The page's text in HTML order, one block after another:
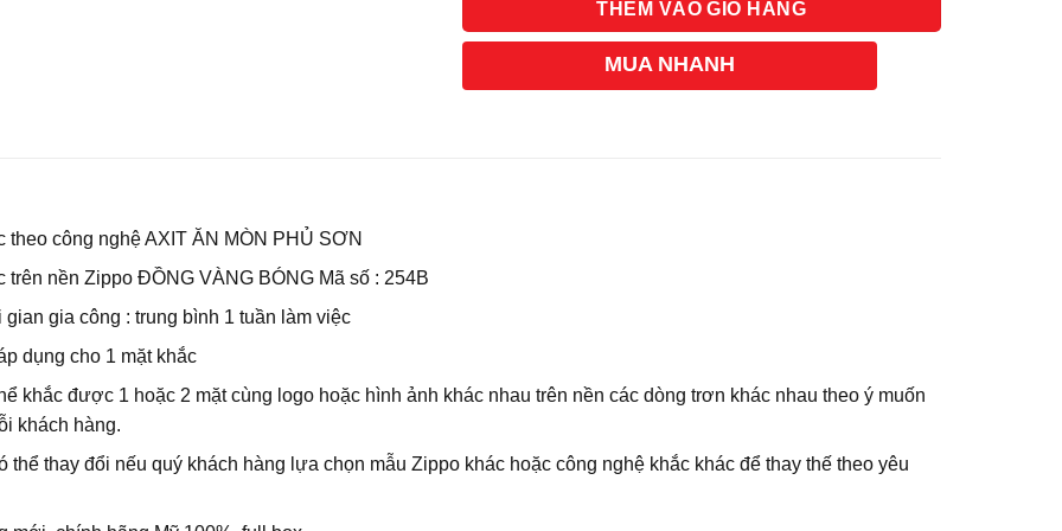
THÊM VÀO GIỎ HÀNG
MUA NHANH
theo công nghệ AXIT ĂN MÒN PHỦ SƠN
trên nền Zippo ĐỒNG VÀNG BÓNG Mã số : 254B
gian gia công : trung bình 1 tuần làm việc
dụng cho 1 mặt khắc
khắc được 1 hoặc 2 mặt cùng logo hoặc hình ảnh khác nhau trên nền các dòng trơn khác nhau theo ý muốn
khách hàng.
thể thay đổi nếu quý khách hàng lựa chọn mẫu Zippo khác hoặc công nghệ khắc khác để thay thế theo yêu